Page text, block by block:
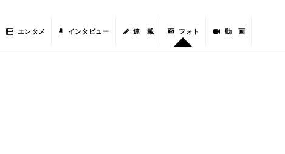
エンタメ インタビュー 連 載 フォト 動 画